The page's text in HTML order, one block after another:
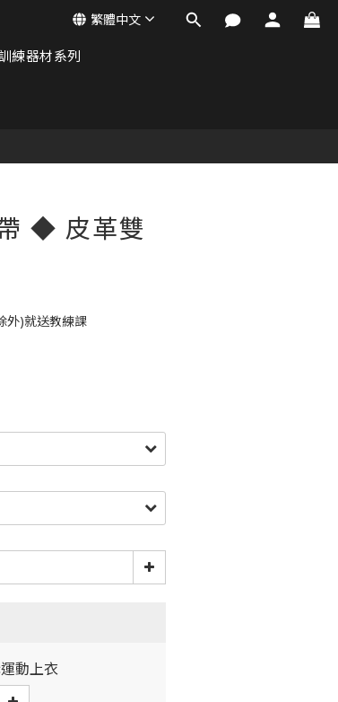
練器材系列
繁體中文
◆ 皮革雙
外)就送教練課
動上衣